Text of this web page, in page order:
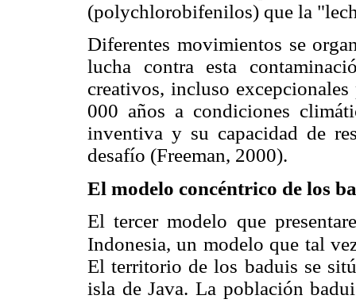
(polychlorobifenilos) que la
Diferentes movimientos se
lucha contra esta
creativos, incluso
000 años a condiciones
inventiva y su capacidad de
desafío (Freeman, 2000).
El modelo concéntrico de los
El tercer modelo que
Indonesia, un modelo que tal
El territorio de los baduis se
isla de Java. La población